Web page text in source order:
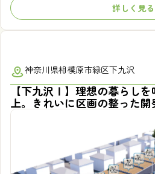
詳しく見る
神奈川県相模原市緑区下九沢
【下九沢Ⅰ】理想の暮らしを
上。きれいに区画の整った